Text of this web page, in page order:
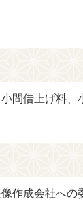
間借上げ料、
作成会社への